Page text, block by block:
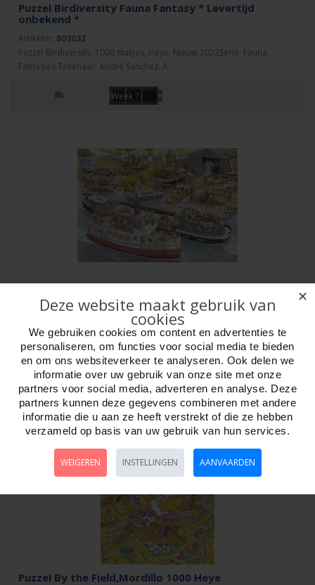
Puzzel Birdiversity Fauna Fantasy * Levertijd
onbekend *
Artikelnr: 803032
Puzzel Birdiversity, 1000 stukjes, Heye. Nieuw 2023Serie; Fauna
Fantasies.Tekenaar; André Sanchez. A..
Week ?
Puzzel Boatyard 1000 3dhk.Heye 30117
Puzzel Boatyard 1000 st. ds.3-hkg. Heye.Tekenaars; Doro Göbel &
Peter Knorr.Serie; CartoonPuzzelmaas..
Puzzel By the Field,Mordillo 1000 Heye
✕
Deze website maakt gebruik van
cookies
We gebruiken cookies om content en advertenties te
personaliseren, om functies voor social media te bieden
en om ons websiteverkeer te analyseren. Ook delen we
informatie over uw gebruik van onze site met onze
partners voor social media, adverteren en analyse. Deze
partners kunnen deze gegevens combineren met andere
informatie die u aan ze heeft verstrekt of die ze hebben
verzameld op basis van uw gebruik van hun services.
WEIGEREN INSTELLINGEN AANVAARDEN